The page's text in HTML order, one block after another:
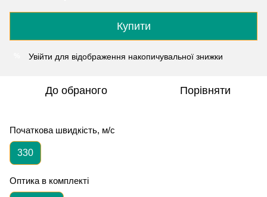
Купити
Увійти для відображення накопичувальної знижки
До обраного Порівняти
Початкова швидкість, м/с
330
Оптика в комплекті